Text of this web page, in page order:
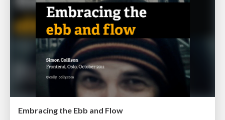
Embracing the Ebb and Flow